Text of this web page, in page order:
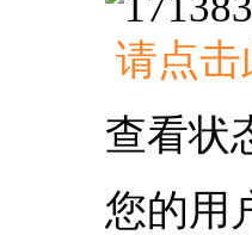
请点击
查看状
您的用